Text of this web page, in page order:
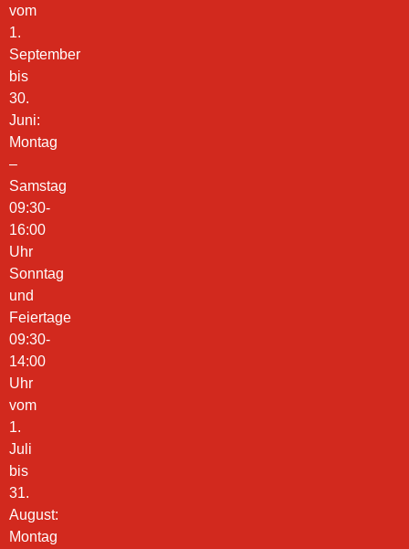
vom
1.
September
bis
30.
Juni:
Montag
–
Samstag
09:30-
16:00
Uhr
Sonntag
und
Feiertage
09:30-
14:00
Uhr
vom
1.
Juli
bis
31.
August:
Montag